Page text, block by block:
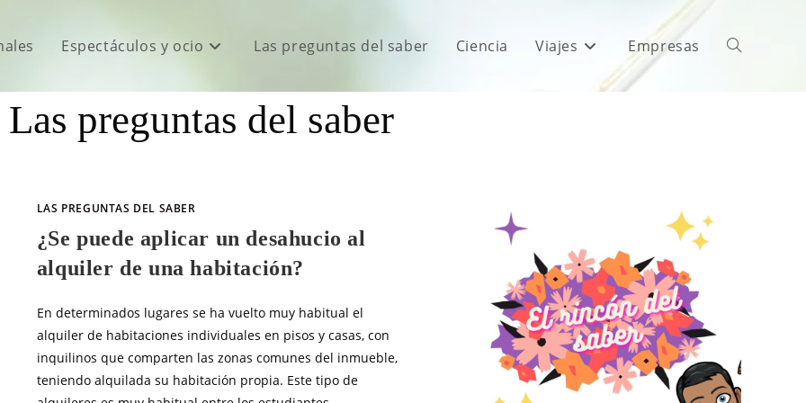
Espectáculos y ocio Las preguntas del saber Ciencia Viajes Empresas
Las preguntas del saber
LAS PREGUNTAS DEL SABER
¿Se puede aplicar un desahucio al
alquiler de una habitación?
En determinados lugares se ha vuelto muy habitual el
alquiler de habitaciones individuales en pisos y casas, con
inquilinos que comparten las zonas comunes del inmueble,
teniendo alquilada su habitación propia. Este tipo de